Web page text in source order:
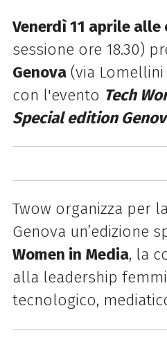
Venerdì 11 aprile alle
sessione ore 18.30)
Genova(via Lomellini
con l'evento Tech
Special edition
Twow organizza per
Genova un’edizione
Women in Media, la
alla leadership
tecnologico,